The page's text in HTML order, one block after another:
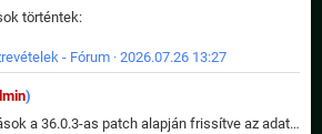
történtek:
- Fórum · 2026.07.26 13:27
)
Kártya változások a 36.0.3-as patch alapján frissítve az adatbázisban (képek is cserélve).